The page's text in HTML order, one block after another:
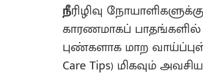
நீரிழிவு
காரணமாகப் பாதங்களில்
புண்களாக மாற
Care Tips) மிகவும்